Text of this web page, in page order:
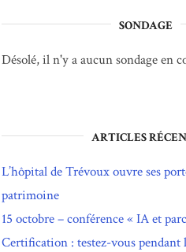
SONDAGE
Désolé, il n'y a aucun sondage en
ARTICLES
L’hôpital de Trévoux ouvre ses
patrimoine
15 octobre – conférence « IA et
Certification : testez-vous pendant